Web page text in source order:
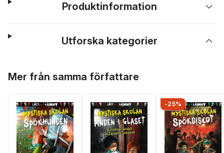
Produktinformation
Utforska kategorier
Mer från samma författare
-25%